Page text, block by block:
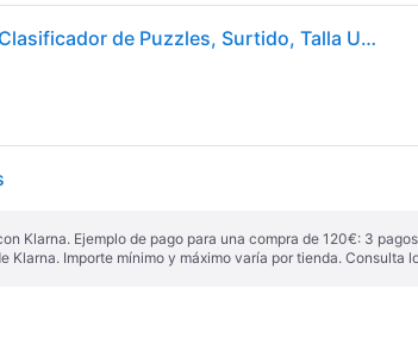
Clementoni Accesorio Clasificador de Puzzles, Surtido, Talla Unica
Klarna. Ejemplo de pago para una compra de 120€: 3
Klarna. Importe mínimo y máximo varía por tienda. Consulta